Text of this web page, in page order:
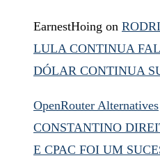
EarnestHoing on
LULA CONTINUA
DÓLAR CONTINUA
OpenRouter Alternatives
CONSTANTINO
E CPAC FOI UM